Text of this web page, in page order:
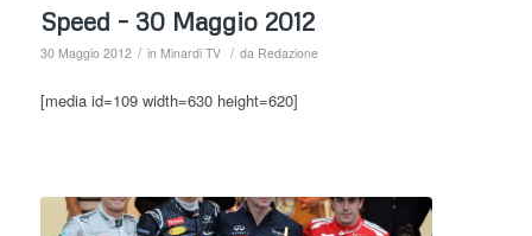
Speed – 30 Maggio 2012
30 Maggio 2012 / in Minardi TV / da Redazione
[media id=109 width=630 height=620]